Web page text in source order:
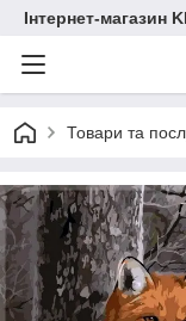
Інтернет-магазин
Товари та